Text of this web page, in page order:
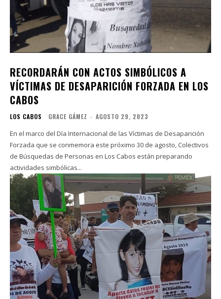
RECORDARÁN CON ACTOS SIMBÓLICOS A
VÍCTIMAS DE DESAPARICIÓN FORZADA EN LOS
CABOS
LOS CABOS GRACE GÁMEZ - AGOSTO 29, 2023
En el marco del Día Internacional de las Víctimas de Desaparición
Forzada que se conmemora este próximo 30 de agosto, Colectivos
de Búsquedas de Personas en Los Cabos están preparando
actividades simbólicas...